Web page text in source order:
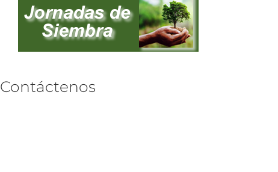
Contáctenos